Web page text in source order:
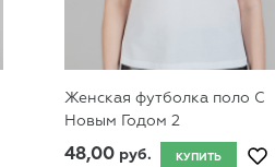
Женская футболка поло С
Новым Годом 2
КУПИТЬ
48,00 руб.